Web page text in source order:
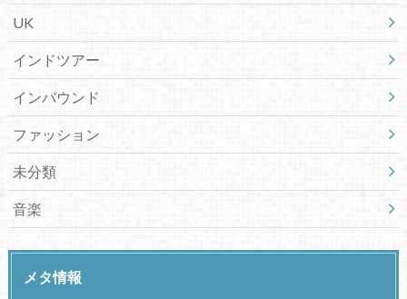
UK
インドツアー
インバウンド
ファッション
未分類
音楽
メタ情報